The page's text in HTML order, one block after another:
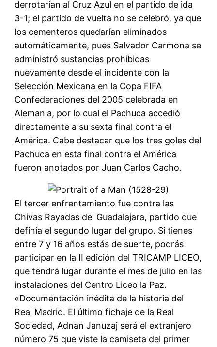
derrotarían al Cruz Azul en el partido de ida
3-1; el partido de vuelta no se celebró, ya que
los cementeros quedarían eliminados
automáticamente, pues Salvador Carmona se
administró sustancias prohibidas
nuevamente desde el incidente con la
Selección Mexicana en la Copa FIFA
Confederaciones del 2005 celebrada en
Alemania, por lo cual el Pachuca accedió
directamente a su sexta final contra el
América. Cabe destacar que los tres goles del
Pachuca en esta final contra el América
fueron anotados por Juan Carlos Cacho.
El tercer enfrentamiento fue contra las
Chivas Rayadas del Guadalajara, partido que
definía el segundo lugar del grupo. Si tienes
entre 7 y 16 años estás de suerte, podrás
participar en la II edición del TRICAMP LICEO,
que tendrá lugar durante el mes de julio en las
instalaciones del Centro Liceo la Paz.
«Documentación inédita de la historia del
Real Madrid. El último fichaje de la Real
Sociedad, Adnan Januzaj será el extranjero
número 75 que viste la camiseta del primer